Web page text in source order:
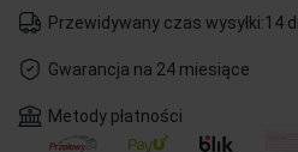
Przewidywany czas wysyłki:14
Gwarancja na 24 miesiące
Metody płatności